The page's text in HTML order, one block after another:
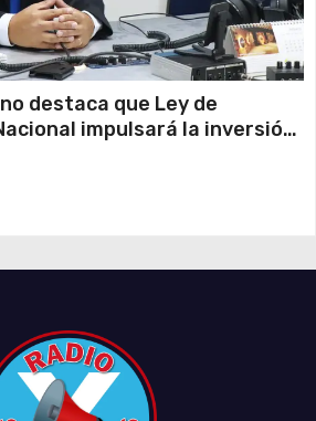
destaca que Ley de
impulsará la inversión